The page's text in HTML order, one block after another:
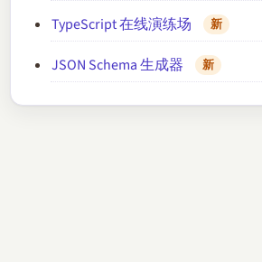
TypeScript 在线演练场 新
JSON Schema 生成器 新